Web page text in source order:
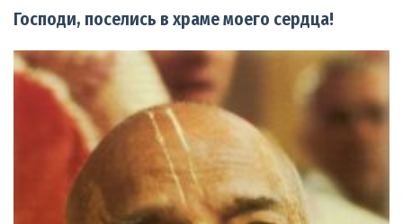
Господи, поселись в храме моего сердца!